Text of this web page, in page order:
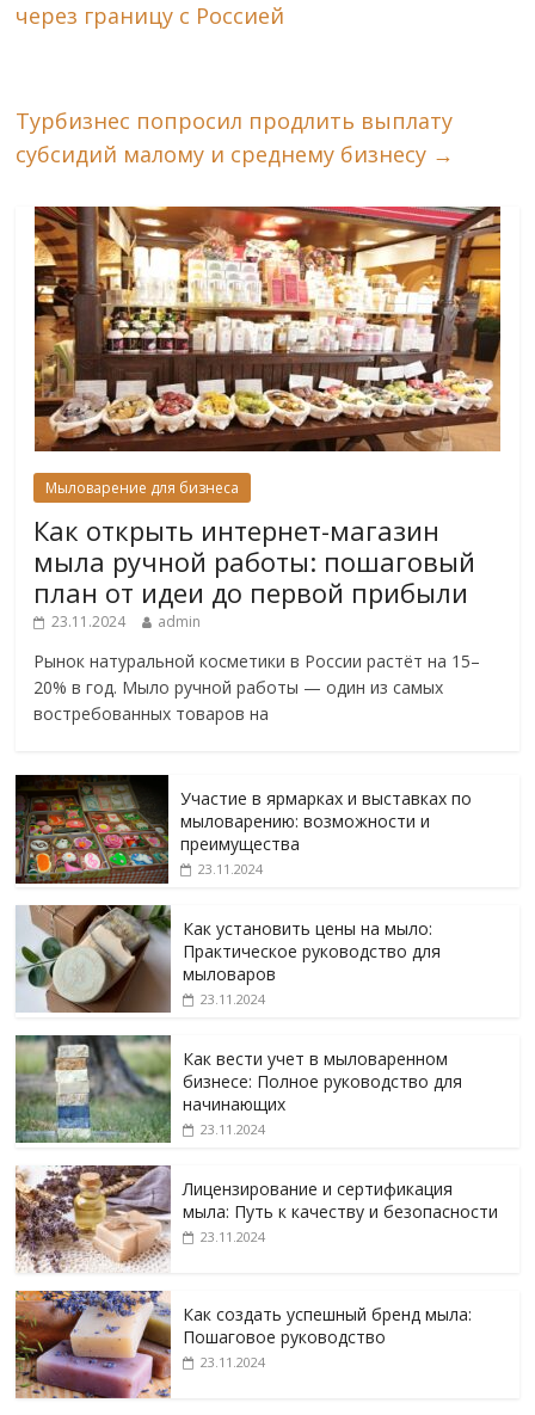
через границу с Россией
Турбизнес попросил продлить выплату
субсидий малому и среднему бизнесу →
Мыловарение для бизнеса
Как открыть интернет-магазин
мыла ручной работы: пошаговый
план от идеи до первой прибыли
23.11.2024 admin
Рынок натуральной косметики в России растёт на 15–
20% в год. Мыло ручной работы — один из самых
востребованных товаров на
Участие в ярмарках и выставках по
мыловарению: возможности и
преимущества
23.11.2024
Как установить цены на мыло:
Практическое руководство для
мыловаров
23.11.2024
Как вести учет в мыловаренном
бизнесе: Полное руководство для
начинающих
23.11.2024
Лицензирование и сертификация
мыла: Путь к качеству и безопасности
23.11.2024
Как создать успешный бренд мыла:
Пошаговое руководство
23.11.2024